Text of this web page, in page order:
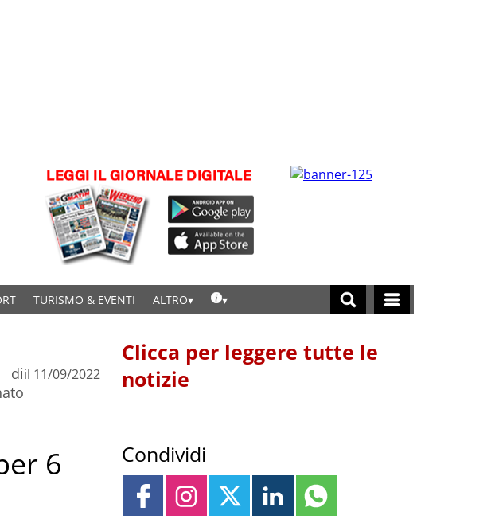
TURISMO & EVENTI ALTRO
diil 11/09/2022
6
Clicca per leggere tutte le
notizie
Condividi